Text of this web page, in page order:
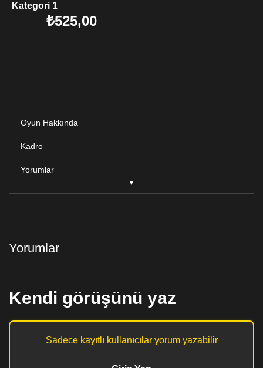
Kategori 1
₺525,00
Oyun Hakkında
Kadro
Yorumlar
Yorumlar
Kendi görüşünü yaz
Sadece kayıtlı kullanıcılar yorum yazabilir